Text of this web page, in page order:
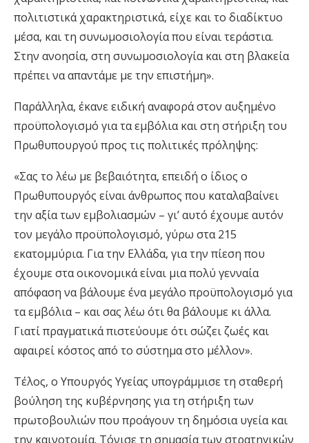
πολιτιστικά χαρακτηριστικά, είχε και το διαδίκτυο
μέσα, και τη συνωμοσιολογία που είναι τεράστια.
Στην ανοησία, στη συνωμοσιολογία και στη βλακεία
πρέπει να απαντάμε με την επιστήμη».
Παράλληλα, έκανε ειδική αναφορά στον αυξημένο
προϋπολογισμό για τα εμβόλια και στη στήριξη του
Πρωθυπουργού προς τις πολιτικές πρόληψης:
«Σας το λέω με βεβαιότητα, επειδή ο ίδιος ο
Πρωθυπουργός είναι άνθρωπος που καταλαβαίνει
την αξία των εμβολιασμών – γι’ αυτό έχουμε αυτόν
τον μεγάλο προϋπολογισμό, γύρω στα 215
εκατομμύρια. Για την Ελλάδα, για την πίεση που
έχουμε στα οικονομικά είναι μια πολύ γενναία
απόφαση να βάλουμε ένα μεγάλο προϋπολογισμό για
τα εμβόλια – και σας λέω ότι θα βάλουμε κι άλλα.
Γιατί πραγματικά πιστεύουμε ότι σώζει ζωές και
αφαιρεί κόστος από το σύστημα στο μέλλον».
Τέλος, ο Υπουργός Υγείας υπογράμμισε τη σταθερή
βούληση της κυβέρνησης για τη στήριξη των
πρωτοβουλιών που προάγουν τη δημόσια υγεία και
την καινοτομία. Τόνισε τη σημασία των στρατηγικών